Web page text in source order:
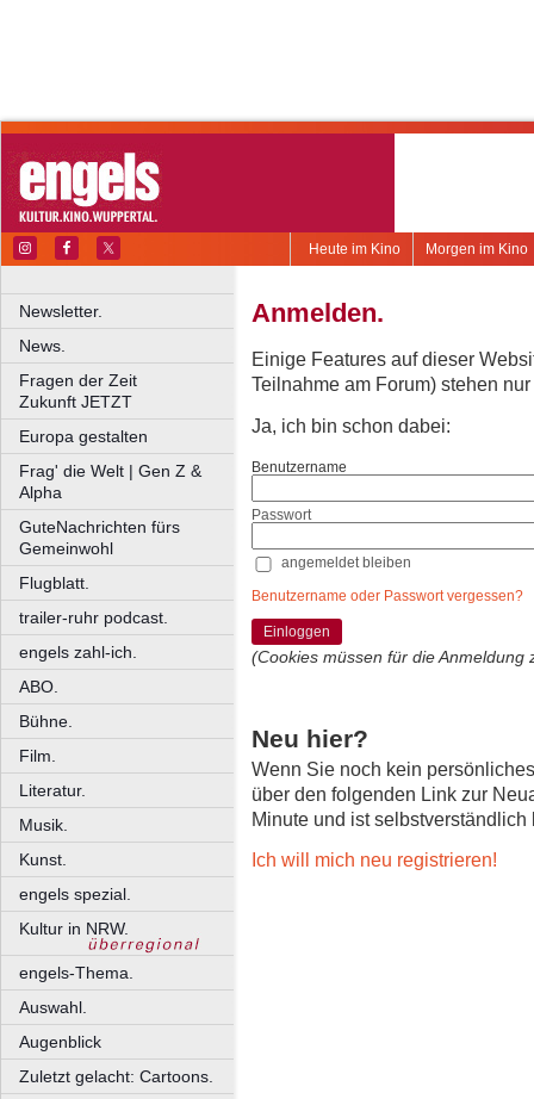
Morgen im Kino
Heute im Kino
Newsletter.
News.
Fragen der Zeit
Zukunft JETZT
Europa gestalten
Frag' die Welt | Gen Z &
Alpha
GuteNachrichten fürs
Gemeinwohl
Flugblatt.
trailer-ruhr podcast.
engels zahl-ich.
ABO.
Bühne.
Film.
Literatur.
Musik.
Kunst.
engels spezial.
Kultur in NRW.
engels-Thema.
Auswahl.
Augenblick
Zuletzt gelacht: Cartoons.
Anmelden.
Einige Features auf dieser
Teilnahme am Forum) stehen
Ja, ich bin schon dabei:
Benutzername
Passwort
angemeldet bleiben
Benutzername oder Passwort vergessen?
Einloggen
(Cookies müssen für die Anmeldung
Neu hier?
Wenn Sie noch kein
über den folgenden Link zur
Minute und ist selbstverständlich
Ich will mich neu registrieren!